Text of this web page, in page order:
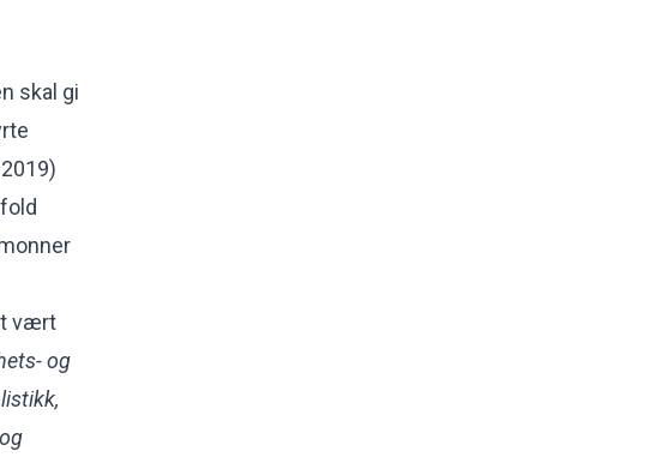
skal gi
vært
og